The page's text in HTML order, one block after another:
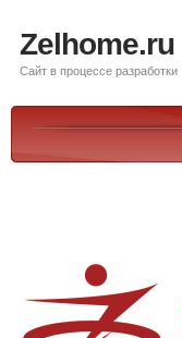
Zelhome.ru
Сайт в процессе разработки